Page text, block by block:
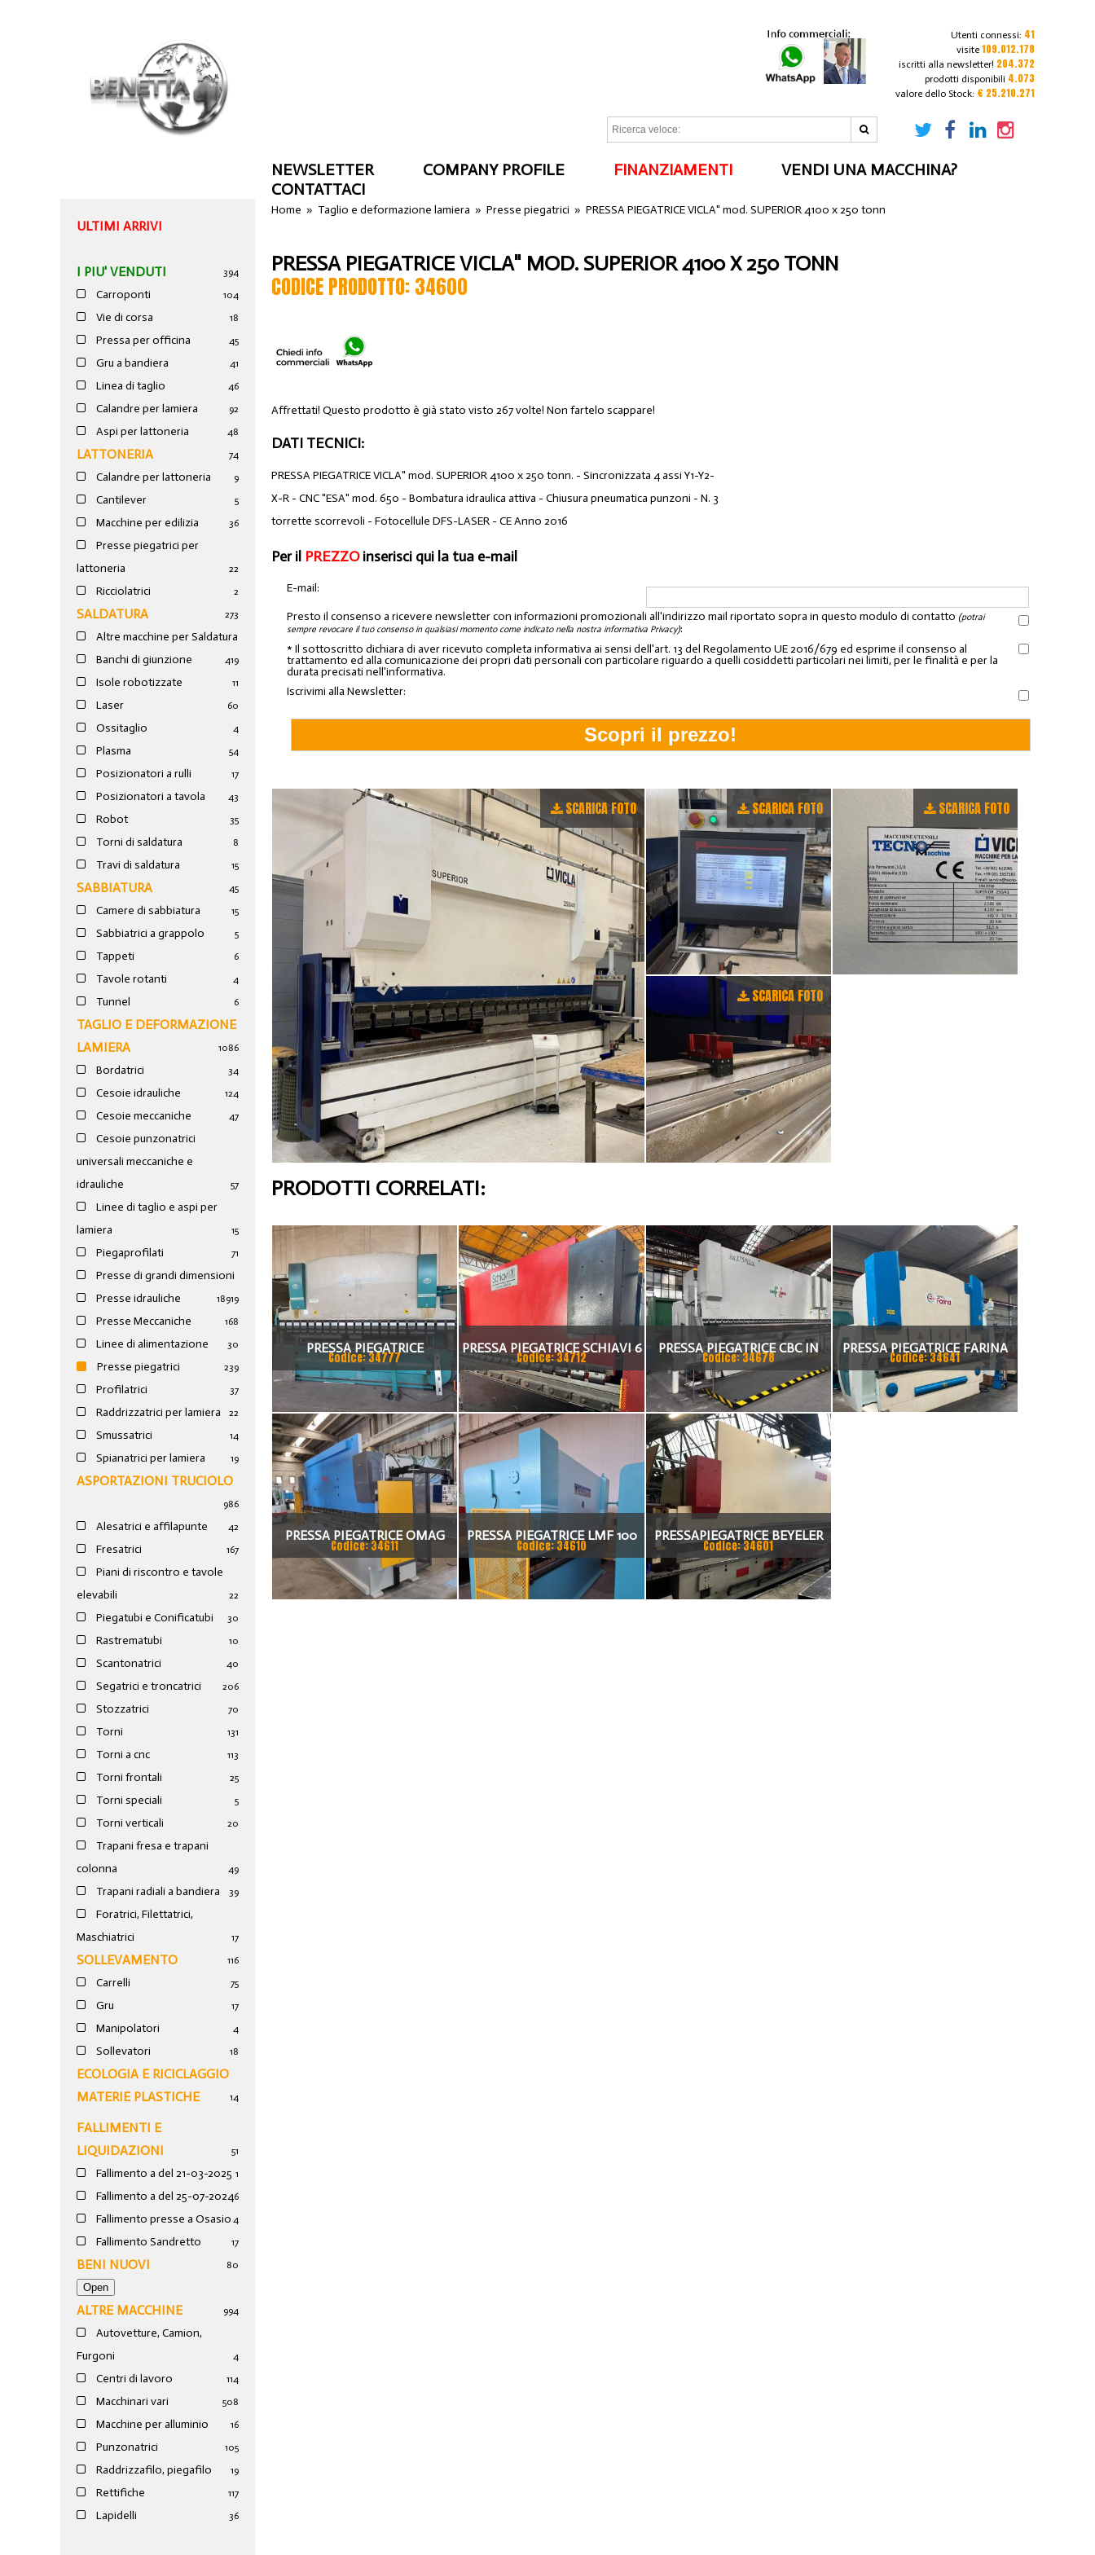
Utenti connessi: 41
visite 109.012.178
iscritti alla newsletter! 204.372
prodotti disponibili 4.073
valore dello Stock: € 25.210.271
NEWSLETTER COMPANY PROFILE FINANZIAMENTI
VENDI UNA MACCHINA?
CONTATTACI
ULTIMI ARRIVI
I PIU' VENDUTI 394
Carroponti 104
Vie di corsa 18
Pressa per officina 45
Gru a bandiera 41
Linea di taglio 46
Calandre per lamiera 92
Aspi per lattoneria 48
LATTONERIA 74
Calandre per lattoneria 9
Cantilever 5
Macchine per edilizia 36
Presse piegatrici per
lattoneria
22
Ricciolatrici 2
SALDATURA 273
Altre macchine per Saldatura
19
Banchi di giunzione 4
Isole robotizzate 11
Laser 60
Ossitaglio 4
Plasma 54
Posizionatori a rulli 17
Posizionatori a tavola 43
Robot 35
Torni di saldatura 8
Travi di saldatura 15
SABBIATURA 45
Camere di sabbiatura 15
Sabbiatrici a grappolo 5
Tappeti 6
Tavole rotanti 4
Tunnel 6
TAGLIO E DEFORMAZIONE
LAMIERA
1086
Bordatrici 34
Cesoie idrauliche 124
Cesoie meccaniche 47
Cesoie punzonatrici
universali meccaniche e
idrauliche
57
Linee di taglio e aspi per
lamiera
15
Piegaprofilati 71
Presse di grandi dimensioni
19
Presse idrauliche 189
Presse Meccaniche 168
Linee di alimentazione 30
Presse piegatrici 239
Profilatrici 37
Raddrizzatrici per lamiera 22
Smussatrici 14
Spianatrici per lamiera 19
ASPORTAZIONI TRUCIOLO
986
Alesatrici e affilapunte 42
Fresatrici 167
Piani di riscontro e tavole
elevabili
22
Piegatubi e Conificatubi 30
Rastrematubi 10
Scantonatrici 40
Segatrici e troncatrici 206
Stozzatrici 70
Torni 131
Torni a cnc 113
Torni frontali 25
Torni speciali 5
Torni verticali 20
Trapani fresa e trapani
colonna
49
Trapani radiali a bandiera 39
Foratrici, Filettatrici,
Maschiatrici
17
SOLLEVAMENTO 116
Carrelli 75
Gru 17
Manipolatori 4
Sollevatori 18
ECOLOGIA E RICICLAGGIO
MATERIE PLASTICHE
14
FALLIMENTI E
LIQUIDAZIONI
51
Fallimento a del 21-03-2025 1
Fallimento a del 25-07-20246
Fallimento presse a Osasio 4
Fallimento Sandretto 17
BENI NUOVI 80
ALTRE MACCHINE 994
Autovetture, Camion,
Furgoni
4
Centri di lavoro 114
Macchinari vari 508
Macchine per alluminio 16
Punzonatrici 105
Raddrizzafilo, piegafilo 19
Rettifiche 117
Lapidelli 36
Home » Taglio e deformazione lamiera »Presse piegatrici »PRESSA PIEGATRICE VICLA" mod. SUPERIOR 4100 x 250 tonn
PRESSA PIEGATRICE VICLA" MOD. SUPERIOR 4100 X 250 TONN
CODICE PRODOTTO: 34600
Affrettati! Questo prodotto è già stato visto 267 volte! Non fartelo scappare!
DATI TECNICI:
PRESSA PIEGATRICE VICLA" mod. SUPERIOR 4100 x 250 tonn. - Sincronizzata 4 assi Y1-Y2-
X-R - CNC "ESA" mod. 650 - Bombatura idraulica attiva - Chiusura pneumatica punzoni - N. 3
torrette scorrevoli - Fotocellule DFS-LASER - CE Anno 2016
Per il PREZZOinserisci qui la tua e-mail
E-mail:
Presto il consenso a ricevere newsletter con informazioni promozionali all'indirizzo mail riportato sopra in questo modulo di contatto (potrai
sempre revocare il tuo consenso in qualsiasi momento come indicato nella nostra informativa Privacy):
* Il sottoscritto dichiara di aver ricevuto completa informativa ai sensi dell'art. 13 del Regolamento UE 2016/679 ed esprime il consenso al
trattamento ed alla comunicazione dei propri dati personali con particolare riguardo a quelli cosiddetti particolari nei limiti, per le finalità e per la
durata precisati nell'informativa.
Iscrivimi alla Newsletter:
SCARICA FOTO SCARICA FOTO SCARICA FOTO
SCARICA FOTO
PRODOTTI CORRELATI:
PRESSA PIEGATRICE
VIMERCATI 80X4175
Codice: 34777
PRESSA PIEGATRICE SCHIAVI 6
ASSI 3000 X 100 TON
Codice: 34712
PRESSA PIEGATRICE CBC IN
TANDEM
Codice: 34678
PRESSA PIEGATRICE FARINA
3000 X 130 TON
Codice: 34641
PRESSA PIEGATRICE OMAG
EPB 10036100 TON X 4MT
Codice: 34611
PRESSA PIEGATRICE LMF 100
TON. / 4100MM
Codice: 34610
PRESSAPIEGATRICE BEYELER
DEL 2002 A CNC 7.200 MM X
200 TON
Codice: 34601